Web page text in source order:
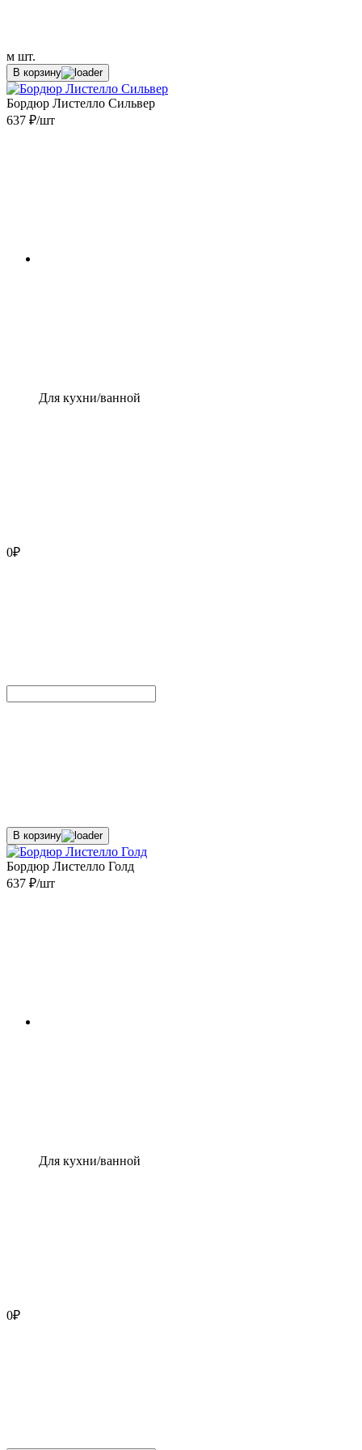
м шт.
В корзину
Бордюр Листелло Сильвер
637 ₽/шт
Для кухни/ванной
0₽
В корзину
Бордюр Листелло Голд
637 ₽/шт
Для кухни/ванной
0₽